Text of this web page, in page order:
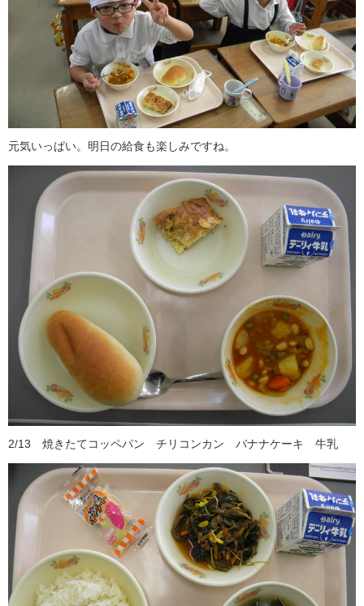
元気いっぱい。明日の給食も楽しみですね。
2/13 焼きたてコッペパン チリコンカン バナナケーキ 牛乳